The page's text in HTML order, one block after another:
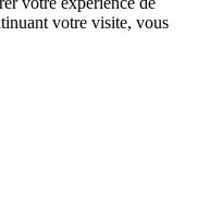
votre visite, vous